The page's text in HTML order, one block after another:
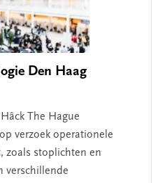
Den Haag
The Hague
verzoek operationele
zoals stoplichten en
verschillende